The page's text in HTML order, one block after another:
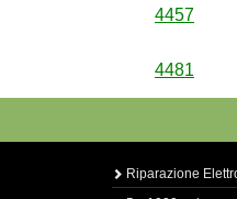
4457
4481
Riparazione